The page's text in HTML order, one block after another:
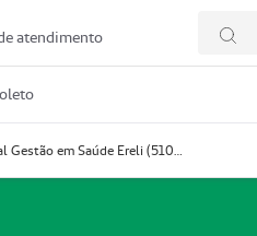
atendimento
Prestador Essencial Gestão em Saúde Ereli (51004354-7)